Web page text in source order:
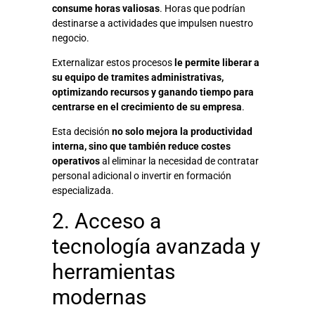
consume horas valiosas. Horas que podrían
destinarse a actividades que impulsen nuestro
negocio.
Externalizar estos procesos le permite liberar a
su equipo de tramites administrativas,
optimizando recursos y ganando tiempo para
centrarse en el crecimiento de su empresa.
Esta decisión no solo mejora la productividad
interna, sino que también reduce costes
operativosal eliminar la necesidad de contratar
personal adicional o invertir en formación
especializada.
2. Acceso a
tecnología avanzada y
herramientas
modernas